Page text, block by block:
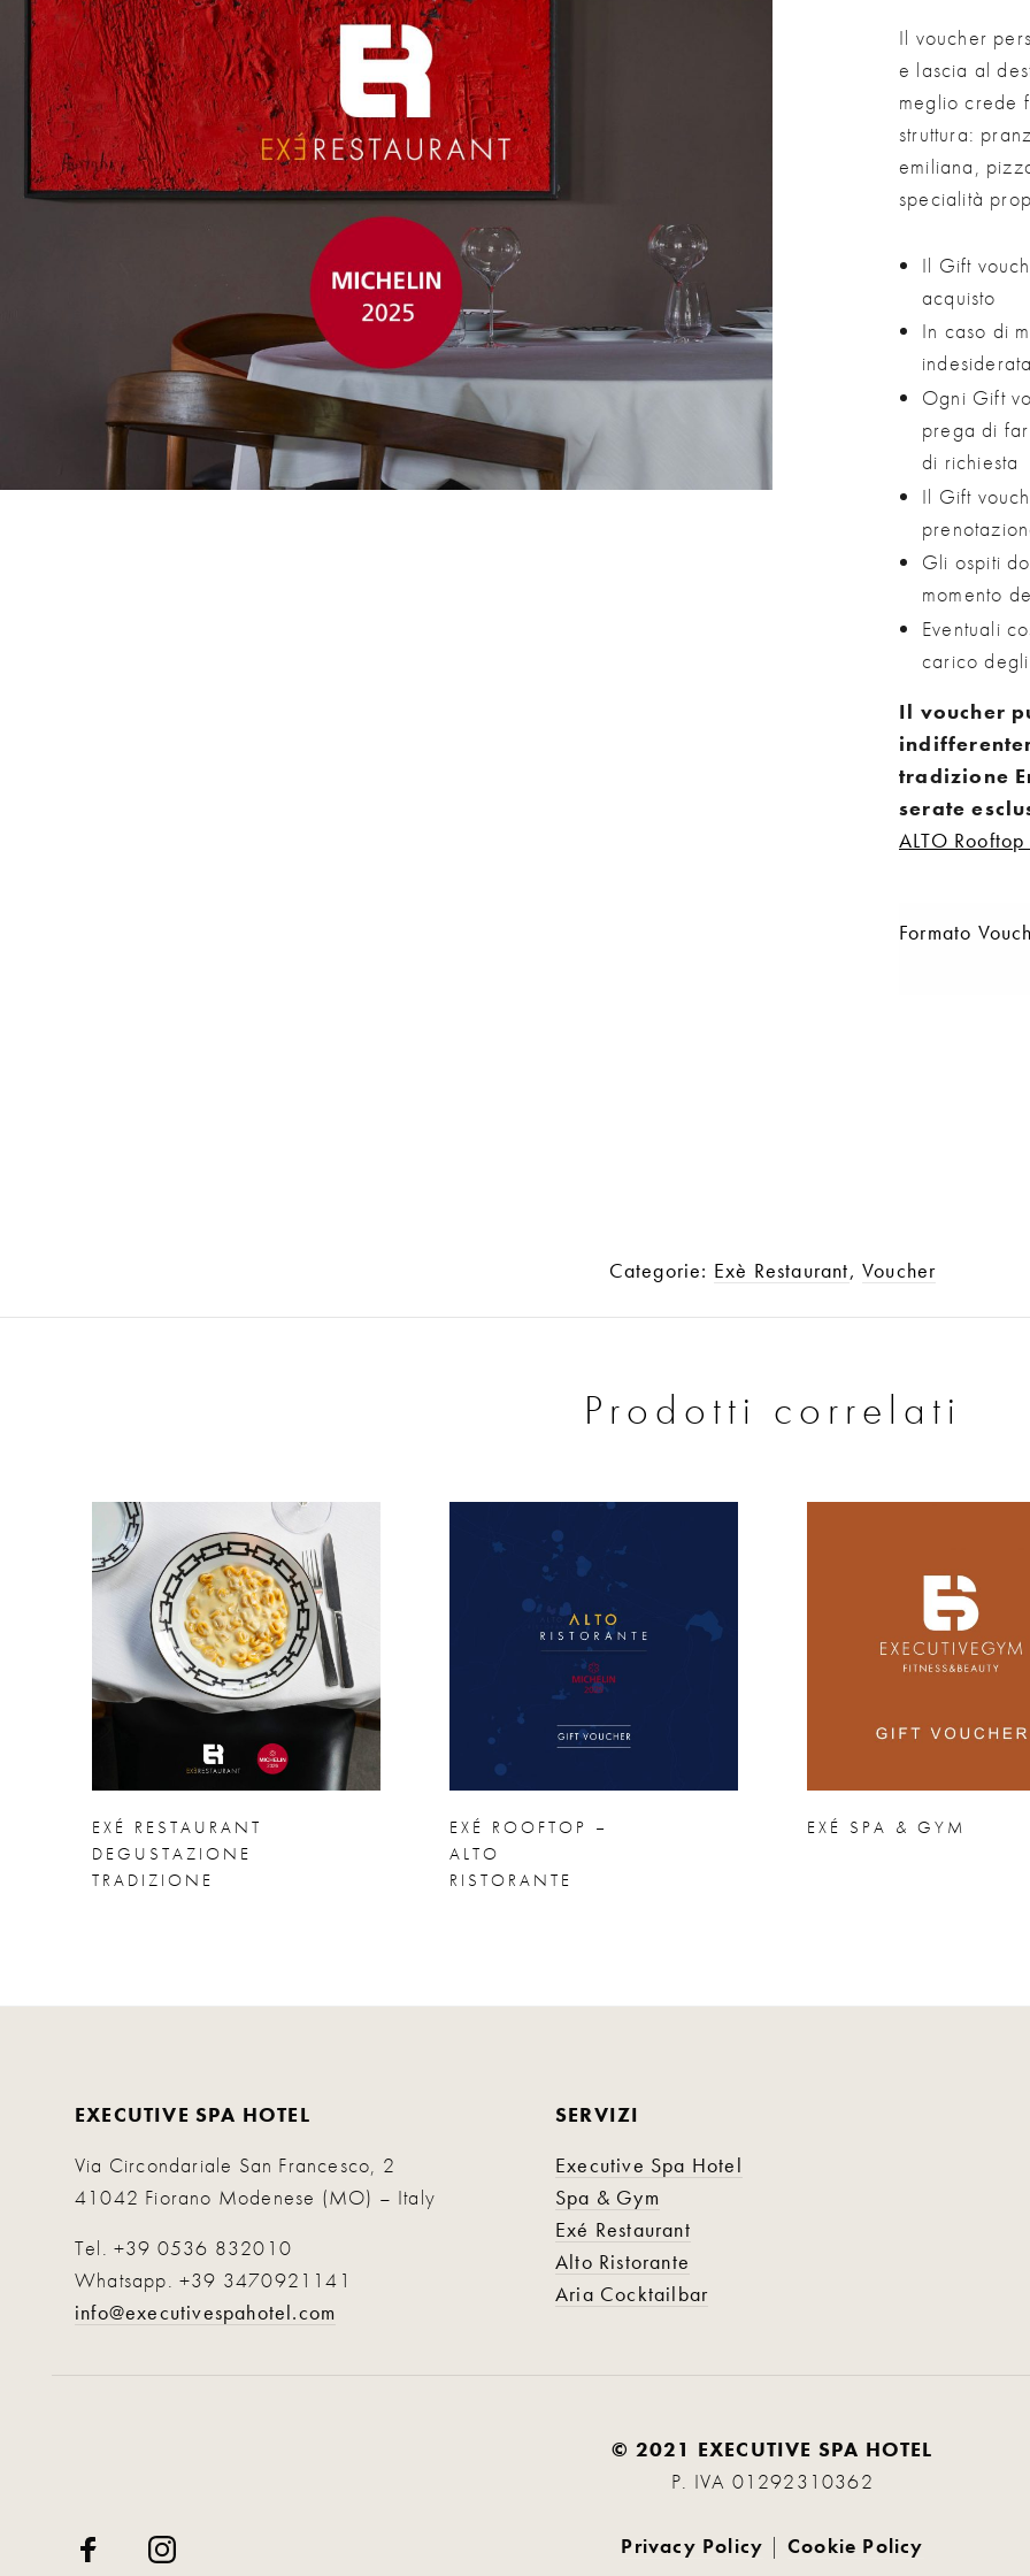
Il voucher
e lascia al
meglio crede
struttura:
emiliana,
specialità
Il Gift
acquisto
In caso di
Ogni Gift
prega di
di richiesta
Il Gift
Gli ospiti
momento
Eventuali
carico
Il voucher
tradizione
serate
ALTO
Formato
Categorie: Exè Restaurant, Voucher
Prodotti correlati
EXÉ RESTAURANT
DEGUSTAZIONE
TRADIZIONE
EXÉ ROOFTOP –
ALTO
RISTORANTE
EXÉ SPA & GYM
EXECUTIVE SPA HOTEL
Via Circondariale San Francesco, 2
41042 Fiorano Modenese (MO) – Italy
Tel. +39 0536 832010
Whatsapp. +39 3470921141
info@executivespahotel.com
SERVIZI
Executive Spa Hotel
Spa & Gym
Exé Restaurant
Alto Ristorante
Aria Cocktailbar
© 2021 EXECUTIVE SPA HOTEL
P. IVA 01292310362
Privacy Policy | Cookie Policy